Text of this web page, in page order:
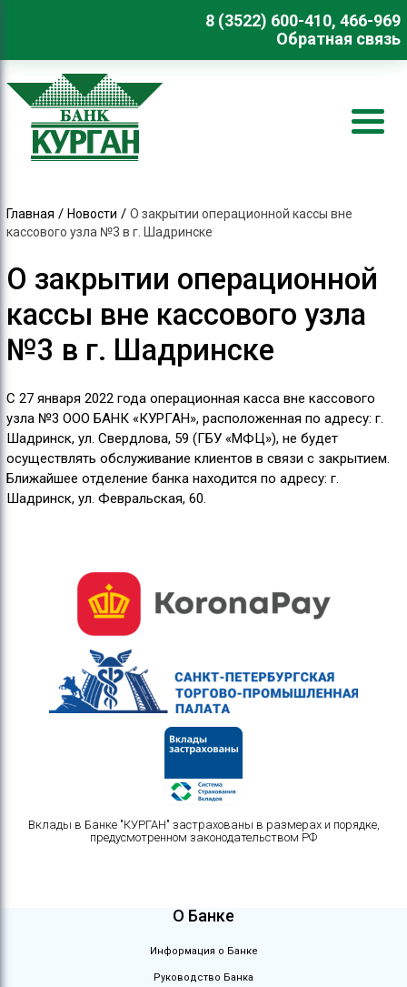
8 (3522) 600-410, 466-969
Обратная связь
Главная / Новости / О закрытии операционной кассы вне
кассового узла №3 в г. Шадринске
О закрытии операционной
кассы вне кассового узла
№3 в г. Шадринске
С 27 января 2022 года операционная касса вне кассового
узла №3 ООО БАНК «КУРГАН», расположенная по адресу: г.
Шадринск, ул. Свердлова, 59 (ГБУ «МФЦ»), не будет
осуществлять обслуживание клиентов в связи с закрытием.
Ближайшее отделение банка находится по адресу: г.
Шадринск, ул. Февральская, 60.
Вклады в Банке "КУРГАН" застрахованы в размерах и порядке,
предусмотренном законодательством РФ
О Банке
Информация о Банке
Руководство Банка